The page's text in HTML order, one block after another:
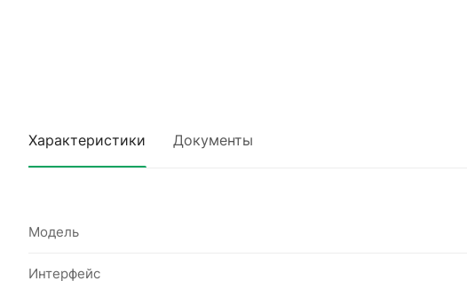
Характеристики Документы
Модель
Интерфейс